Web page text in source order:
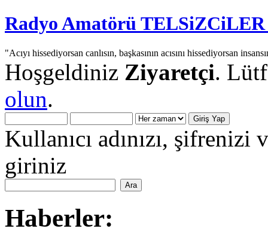
Radyo Amatörü
"Acıyı hissediyorsan canlısın, başkasının acısını hissediyorsan
Hoşgeldiniz Ziyaretçi.
olun.
Kullanıcı adınızı,
giriniz
Haberler: